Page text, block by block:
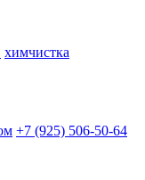
химчистка
+7 (925) 506-50-64